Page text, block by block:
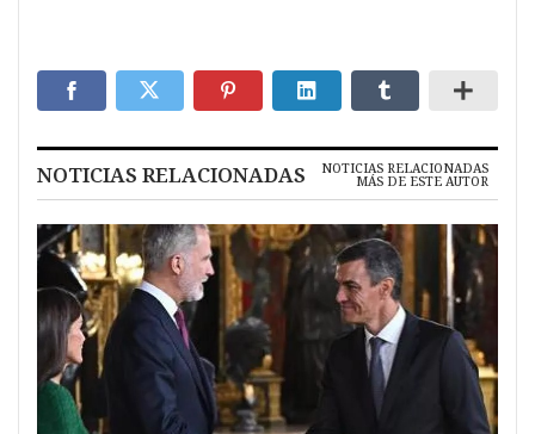
NOTICIAS RELACIONADAS NOTICIAS RELACIONADAS
MÁS DE ESTE AUTOR